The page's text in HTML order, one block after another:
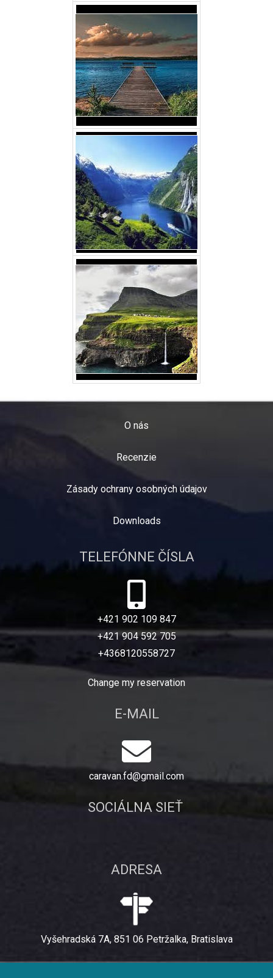
O nás
Recenzie
Zásady ochrany osobných údajov
Downloads
TELEFÓNNE ČÍSLA
+421 902 109 847
+421 904 592 705
+4368120558727
Change my reservation
E-MAIL
caravan.fd@gmail.com
SOCIÁLNA SIEŤ
ADRESA
Vyšehradská 7A, 851 06 Petržalka, Bratislava